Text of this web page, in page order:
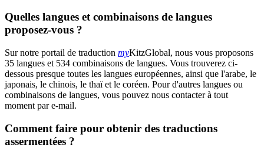
Quelles langues et combinaisons de langues
proposez-vous ?
Sur notre portail de traduction myKitzGlobal, nous vous proposons
35 langues et 534 combinaisons de langues. Vous trouverez ci-
dessous presque toutes les langues européennes, ainsi que l'arabe, le
japonais, le chinois, le thaï et le coréen. Pour d'autres langues ou
combinaisons de langues, vous pouvez nous contacter à tout
moment par e-mail.
Comment faire pour obtenir des traductions
assermentées ?